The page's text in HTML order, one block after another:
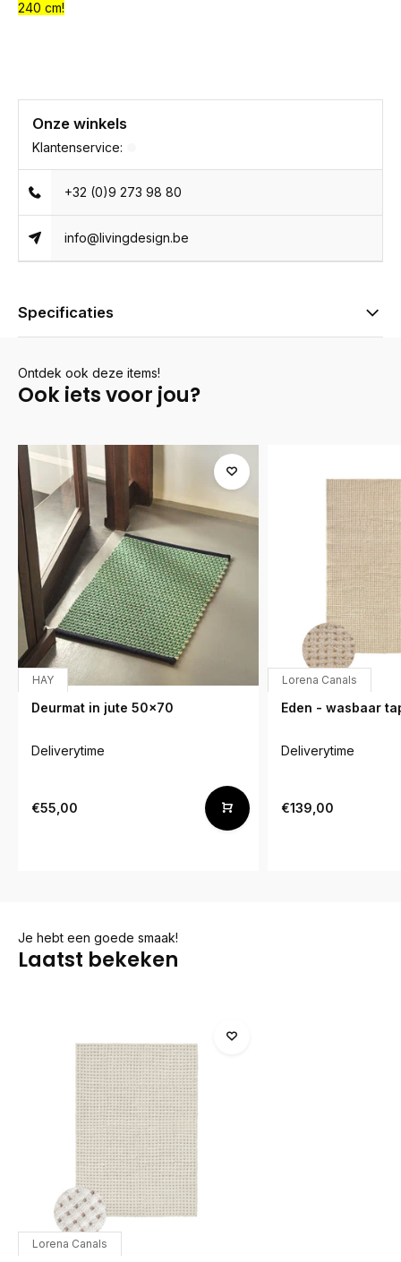
240 cm!
Onze winkels
Klantenservice:
+32 (0)9 273 98 80
info@livingdesign.be
Specificaties
Ontdek ook deze items!
Ook iets voor jou?
HAY
Deurmat in jute 50x70
Deliverytime
€55,00
Lorena Canals
Eden - wasbaar
Deliverytime
€139,00
Je hebt een goede smaak!
Laatst bekeken
Lorena Canals